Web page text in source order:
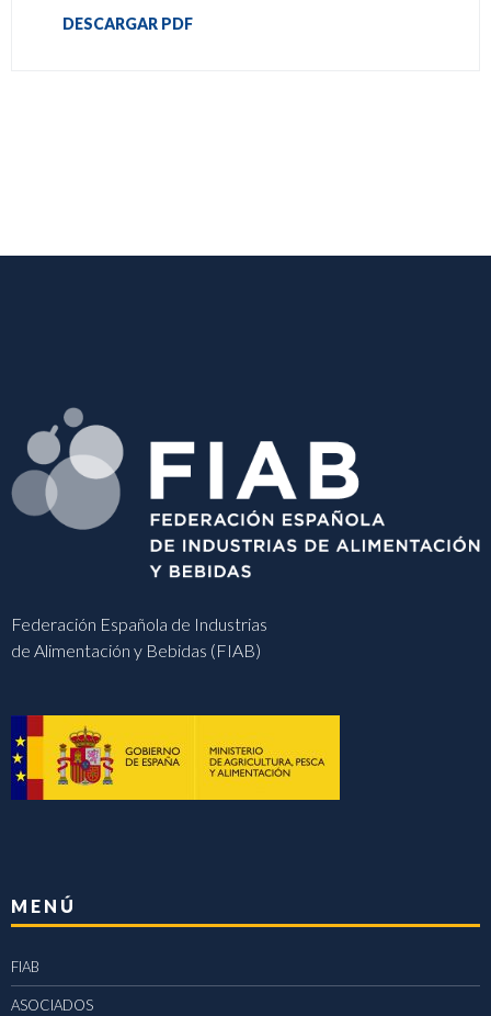
DESCARGAR PDF
Federación Española de Industrias
de Alimentación y Bebidas (FIAB)
MENÚ
FIAB
ASOCIADOS